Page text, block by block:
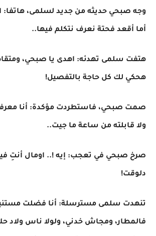
وجه صبحي حديثه من جديد لسلمى، هاتفا:
أما أقعد فحتة نعرف نتكلم فيها..
هتفت سلمى تهدئه: اهدى يا صبحي،
هحكي لك كل حاجة بالتفصيل!
صمت صبحي، فاستطردت مؤكدة: أنا
ولا قابلته من ساعة ما جيت..
صرخ صبحي في تعجب: إيه !.. اومال أنتِ
دلوقت!
تنهدت سلمى مسترسلة: أنا فضلت
فالمطار، ومجاش خدني، ولولا ناس ولاد